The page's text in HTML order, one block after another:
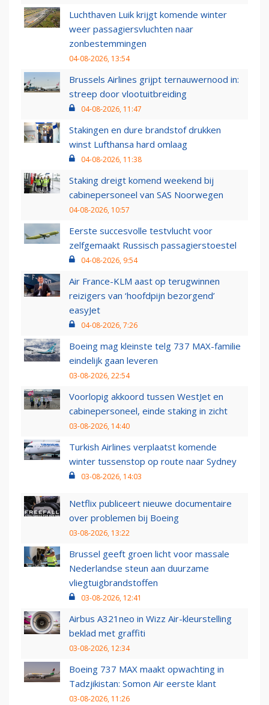
Luchthaven Luik krijgt komende winter
weer passagiersvluchten naar
zonbestemmingen
04-08-2026, 13:54
Brussels Airlines grijpt ternauwernood in:
streep door vlootuitbreiding
04-08-2026, 11:47
Stakingen en dure brandstof drukken
winst Lufthansa hard omlaag
04-08-2026, 11:38
Staking dreigt komend weekend bij
cabinepersoneel van SAS Noorwegen
04-08-2026, 10:57
Eerste succesvolle testvlucht voor
zelfgemaakt Russisch passagierstoestel
04-08-2026, 9:54
Air France-KLM aast op terugwinnen
reizigers van ‘hoofdpijn bezorgend’
easyJet
04-08-2026, 7:26
Boeing mag kleinste telg 737 MAX-familie
eindelijk gaan leveren
03-08-2026, 22:54
Voorlopig akkoord tussen WestJet en
cabinepersoneel, einde staking in zicht
03-08-2026, 14:40
Turkish Airlines verplaatst komende
winter tussenstop op route naar Sydney
03-08-2026, 14:03
Netflix publiceert nieuwe documentaire
over problemen bij Boeing
03-08-2026, 13:22
Brussel geeft groen licht voor massale
Nederlandse steun aan duurzame
vliegtuigbrandstoffen
03-08-2026, 12:41
Airbus A321neo in Wizz Air-kleurstelling
beklad met graffiti
03-08-2026, 12:34
Boeing 737 MAX maakt opwachting in
Tadzjikistan: Somon Air eerste klant
03-08-2026, 11:26